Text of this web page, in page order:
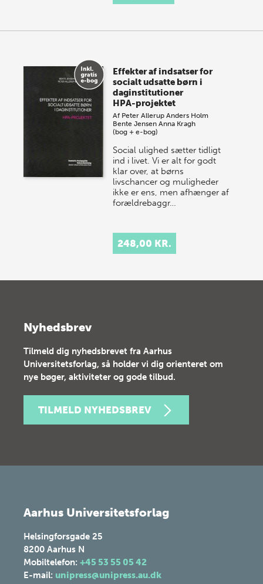
Effekter af indsatser for
socialt udsatte børn i
daginstitutioner
HPA-projektet
Af Peter Allerup Anders Holm
Bente Jensen Anna Kragh
(bog + e-bog)
Social ulighed sætter tidligt
ind i livet. Vi er alt for godt
klar over, at børns
livschancer og muligheder
ikke er ens, men afhænger af
forældrebaggr…
248,00 KR.
Nyhedsbrev
Tilmeld dig nyhedsbrevet fra Aarhus
Universitetsforlag, så holder vi dig orienteret om
nye bøger, aktiviteter og gode tilbud.
TILMELD NYHEDSBREV
Aarhus Universitetsforlag
Helsingforsgade 25
8200 Aarhus N
Mobiltelefon: +45 53 55 05 42
E-mail: unipress@unipress.au.dk